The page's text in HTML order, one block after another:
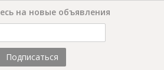
на новые объявления
Подписаться